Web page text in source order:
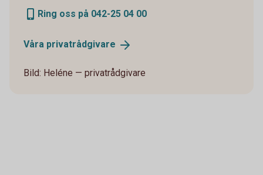
Ring oss på 042-25 04 00
Våra privatrådgivare
Bild: Heléne — privatrådgivare